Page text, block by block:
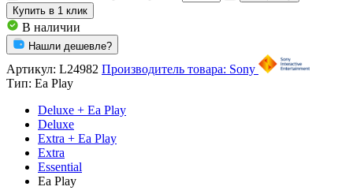
Купить в 1 клик
В наличии
Нашли дешевле?
Артикул: L24982 Производитель товара: Sony
Тип: Ea Play
Deluxe + Ea Play
Deluxe
Extra + Ea Play
Extra
Essential
Ea Play